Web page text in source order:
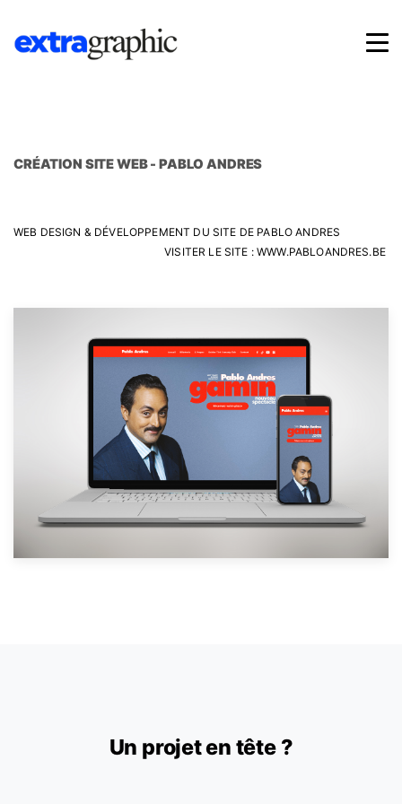
CRÉATION SITE WEB - PABLO ANDRES
WEB DESIGN & DÉVELOPPEMENT DU SITE DE PABLO ANDRES
VISITER LE SITE :WWW.PABLOANDRES.BE
Un projet en tête ?